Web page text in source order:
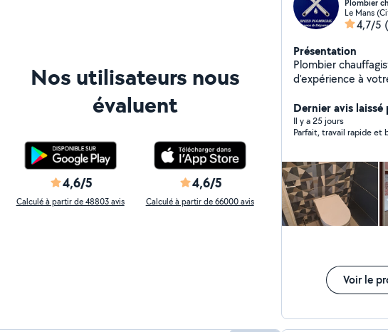
Nos utilisateurs nous
évaluent
4,6/5
Calculé à partir de 48803 avis
4,6/5
Calculé à partir de 66000 avis
Plombier
Le Mans
4,7/5
Présentation
Plombier
d'expérience à
remplacement chauffe eau, chaudière gaz et tout
dépannage
fuite. Devis gratuit
Dernier avis
Il y a 25 jours
Parfait, travail rapide et
Voir le